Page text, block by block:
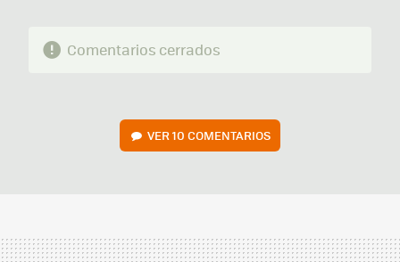
Comentarios cerrados
VER10 COMENTARIOS